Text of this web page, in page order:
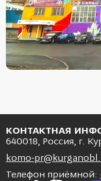
КОНТАКТНАЯ
640018, Россия, г.
komo-
Телефон приёмной: